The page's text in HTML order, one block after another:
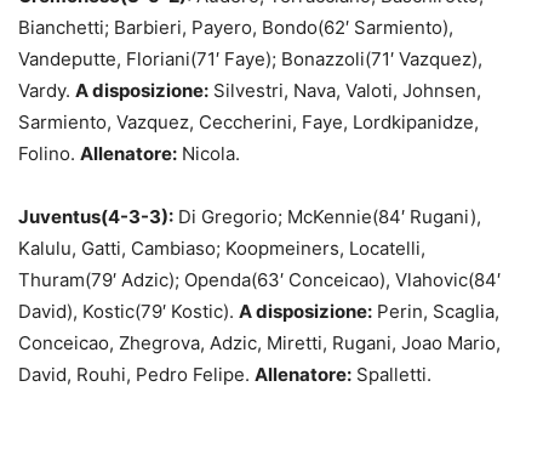
Bianchetti; Barbieri, Payero, Bondo(62′ Sarmiento),
Vandeputte, Floriani(71′ Faye); Bonazzoli(71′ Vazquez),
Vardy. A disposizione: Silvestri, Nava, Valoti, Johnsen,
Sarmiento, Vazquez, Ceccherini, Faye, Lordkipanidze,
Folino. Allenatore: Nicola.
Juventus(4-3-3): Di Gregorio; McKennie(84′ Rugani),
Kalulu, Gatti, Cambiaso; Koopmeiners, Locatelli,
Thuram(79′ Adzic); Openda(63′ Conceicao), Vlahovic(84′
David), Kostic(79′ Kostic). A disposizione: Perin, Scaglia,
Conceicao, Zhegrova, Adzic, Miretti, Rugani, Joao Mario,
David, Rouhi, Pedro Felipe. Allenatore: Spalletti.